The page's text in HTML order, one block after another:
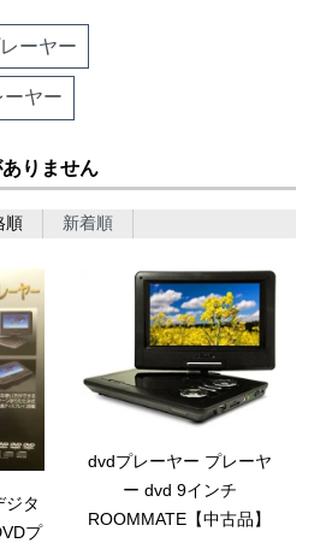
ーヤー
ヤー
りません
順 新着順
ジタ
プ
dvdプレーヤー プレーヤ
ー dvd 9インチ
ROOMMATE【中古品】